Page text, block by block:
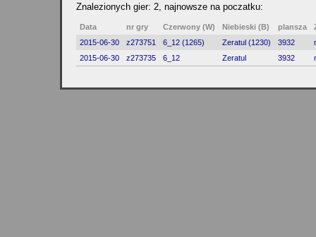
Znalezionych gier: 2, najnowsze na poczatku:
Data nr gry Czerwony (W) Niebieski (B) plansza
2015-06-30
z273751 6_12 (1265) Zeratul (1230) 3932
2015-06-30
z273735 6_12 Zeratul 3932